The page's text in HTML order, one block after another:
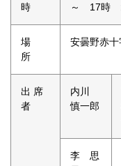
時
～ 17時
場
所
安曇野赤
出 席
者
内川
慎一郎
李 思